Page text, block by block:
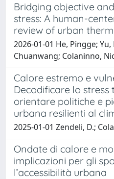
Bridging objective
stress: A human-
review of urban
2026-01-01 He, Pingge;
Chuanwang; Colaninno,
Calore estremo e
Decodificare lo stress
orientare politiche e
urbana resilienti al
2025-01-01 Zendeli, D.;
Ondate di calore e
implicazioni per gli
l’accessibilità urbana